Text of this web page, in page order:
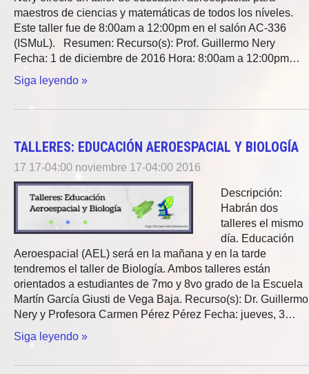
maestros de ciencias y matemáticas de todos los níveles.
Este taller fue de 8:00am a 12:00pm en el salón AC-336
(ISMuL). Resumen: Recurso(s): Prof. Guillermo Nery
Fecha: 1 de diciembre de 2016 Hora: 8:00am a 12:00pm…
Siga leyendo »
TALLERES: EDUCACIÓN AEROESPACIAL Y BIOLOGÍA
17 17-04:00 noviembre 17-04:00 2016
Descripción:
Habrán dos
talleres el mismo
día. Educación
Aeroespacial (AEL) será en la mañana y en la tarde
tendremos el taller de Biología. Ambos talleres están
orientados a estudiantes de 7mo y 8vo grado de la Escuela
Martín García Giusti de Vega Baja. Recurso(s): Dr. Guillermo
Nery y Profesora Carmen Pérez Pérez Fecha: jueves, 3…
Siga leyendo »